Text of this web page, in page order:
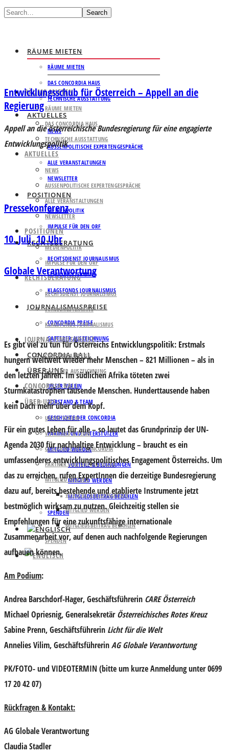
Search
RÄUME MIETEN
RÄUME MIETEN
DAS CONCORDIA HAUS
TECHNISCHE AUSSTATTUNG
AKTUELLES
NEWS
AUSSENPOLITISCHE EXPERTENGESPRÄCHE
ALLE VERANSTALTUNGEN
NEWSLETTER
POSITIONEN
MEDIENPOLITIK
IMPULSE FÜR DEN ORF
RECHTSBERATUNG
RECHTSDIENST JOURNALISMUS
SCHULUNGSTERMINE
KLAGSFONDS JOURNALISMUS
JOURNALISMUSPREISE
CONCORDIA PREISE
GATTERER AUSZEICHNUNG
CONCORDIA BALL
ÜBER UNS
UNSER VEREIN
VORSTAND & TEAM
GESCHICHTE DER CONCORDIA
PARTNER UND UNTERSTÜTZER
MITGLIED WERDEN
VORTEILE & BEDINGUNGEN
MITGLIED WERDEN
MITGLIEDSBEITRAG BEZAHLEN
SPENDEN
RÄUME MIETEN
RÄUME MIETEN
DAS CONCORDIA HAUS
TECHNISCHE AUSSTATTUNG
AKTUELLES
NEWS
AUSSENPOLITISCHE EXPERTENGESPRÄCHE
ALLE VERANSTALTUNGEN
NEWSLETTER
POSITIONEN
MEDIENPOLITIK
IMPULSE FÜR DEN ORF
RECHTSBERATUNG
RECHTSDIENST JOURNALISMUS
SCHULUNGSTERMINE
KLAGSFONDS JOURNALISMUS
JOURNALISMUSPREISE
CONCORDIA PREISE
GATTERER AUSZEICHNUNG
CONCORDIA BALL
ÜBER UNS
UNSER VEREIN
VORSTAND & TEAM
GESCHICHTE DER CONCORDIA
PARTNER UND UNTERSTÜTZER
MITGLIED WERDEN
VORTEILE & BEDINGUNGEN
MITGLIED WERDEN
MITGLIEDSBEITRAG BEZAHLEN
SPENDEN
Entwicklungsschub für Österreich – Appell an die
Regierung
Appell an die österreichische Bundesregierung für eine engagierte
Entwicklungspolitik
Pressekonferenz
10. Juli, 10 Uhr
Globale Verantwortung
Es gibt viel zu tun für Österreichs Entwicklungspolitik: Erstmals
hungern weltweit wieder mehr Menschen – 821 Millionen – als in
den letzten Jahren. Im südlichen Afrika töteten zwei
Sturmkatastrophen tausende Menschen. Hunderttausende haben
kein Dach mehr über dem Kopf.
Für ein gutes Leben für alle – so lautet das Grundprinzip der UN-
Agenda 2030 für nachhaltige Entwicklung – braucht es ein
umfassenderes entwicklungspolitisches Engagement Österreichs. Um
das zu erreichen, rufen ExpertInnen die derzeitige Bundesregierung
dazu auf, bereits bestehende und etablierte Instrumente jetzt
bestmöglich wirksam zu nutzen. Gleichzeitig stellen sie
Empfehlungen für eine zukunftsfähige internationale
Zusammenarbeit vor, auf denen auch nachfolgende Regierungen
aufbauen können.
Am Podium:
Andrea Barschdorf-Hager, Geschäftsführerin CARE Österreich
Michael Opriesnig, GeneralsekretärÖsterreichisches Rotes Kreuz
Sabine Prenn,Geschäftsführerin Licht für die Welt
Annelies Vilim, GeschäftsführerinAG Globale Verantwortung
PK/FOTO- und VIDEOTERMIN (bitte um kurze Anmeldung unter 0699
17 20 42 07)
Rückfragen & Kontakt:
AG Globale Verantwortung
Claudia Stadler